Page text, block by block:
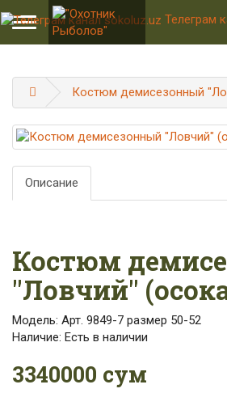
Toggle
navigation
Телеграм
Костюм демисезонный
Описание
Костюм
"Ловчий"
Модель: Арт. 9849-7 размер 50-52
Наличие: Есть в наличии
3340000 сум